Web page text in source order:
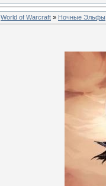
World of Warcraft » Ночные Эльфы